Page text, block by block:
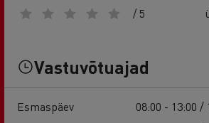
/ 5
Vastuvõtuajad
Esmaspäev
08:00 - 13:00 /